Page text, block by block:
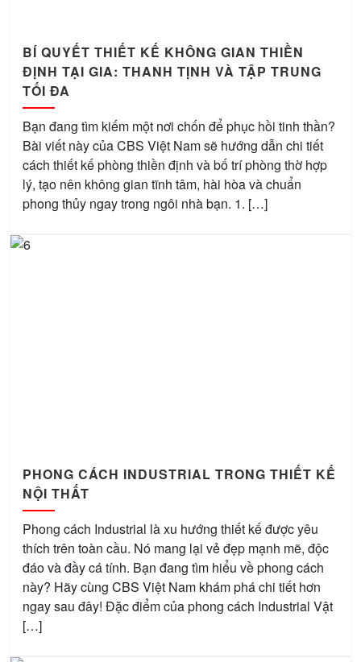
BÍ QUYẾT THIẾT KẾ KHÔNG GIAN THIỀN
ĐỊNH TẠI GIA: THANH TỊNH VÀ TẬP TRUNG
TỐI ĐA
Bạn đang tìm kiếm một nơi chốn để phục hồi tinh thần?
Bài viết này của CBS Việt Nam sẽ hướng dẫn chi tiết
cách thiết kế phòng thiền định và bố trí phòng thờ hợp
lý, tạo nên không gian tĩnh tâm, hài hòa và chuẩn
phong thủy ngay trong ngôi nhà bạn. 1. […]
PHONG CÁCH INDUSTRIAL TRONG THIẾT KẾ
NỘI THẤT
Phong cách Industrial là xu hướng thiết kế được yêu
thích trên toàn cầu. Nó mang lại vẻ đẹp mạnh mẽ, độc
đáo và đầy cá tính. Bạn đang tìm hiểu về phong cách
này? Hãy cùng CBS Việt Nam khám phá chi tiết hơn
ngay sau đây! Đặc điểm của phong cách Industrial Vật
[…]